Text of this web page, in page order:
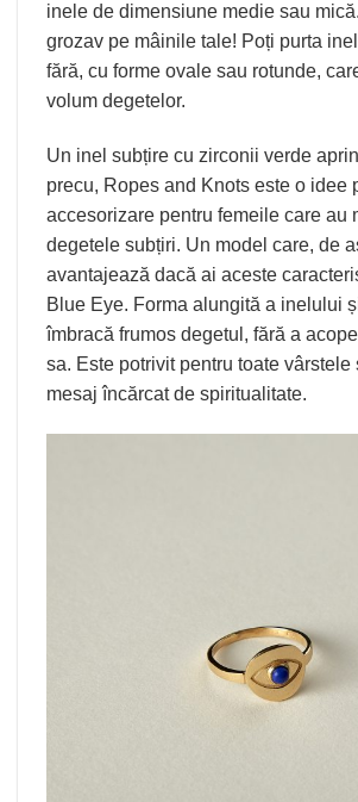
inele de dimensiune medie sau
grozav pe mâinile tale! Poți purta
fără, cu forme ovale sau rotunde,
volum degetelor.
Un inel subțire cu zirconii verde
precu, Ropes and Knots este o idee
accesorizare pentru femeile care au
degetele subțiri. Un model care, de
avantajează dacă ai aceste
Blue Eye. Forma alungită a inelului
îmbracă frumos degetul, fără a
sa. Este potrivit pentru toate vârstele
mesaj încărcat de spiritualitate.